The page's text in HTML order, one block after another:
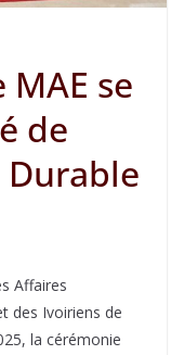
MAE se
de
Affaires
des Ivoiriens de
la cérémonie